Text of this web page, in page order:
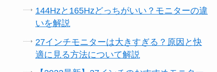
144Hzと165Hzどっちがいい？モニターの違
いを解説
27インチモニターは大きすぎる？原因と快
適に見る方法について解説